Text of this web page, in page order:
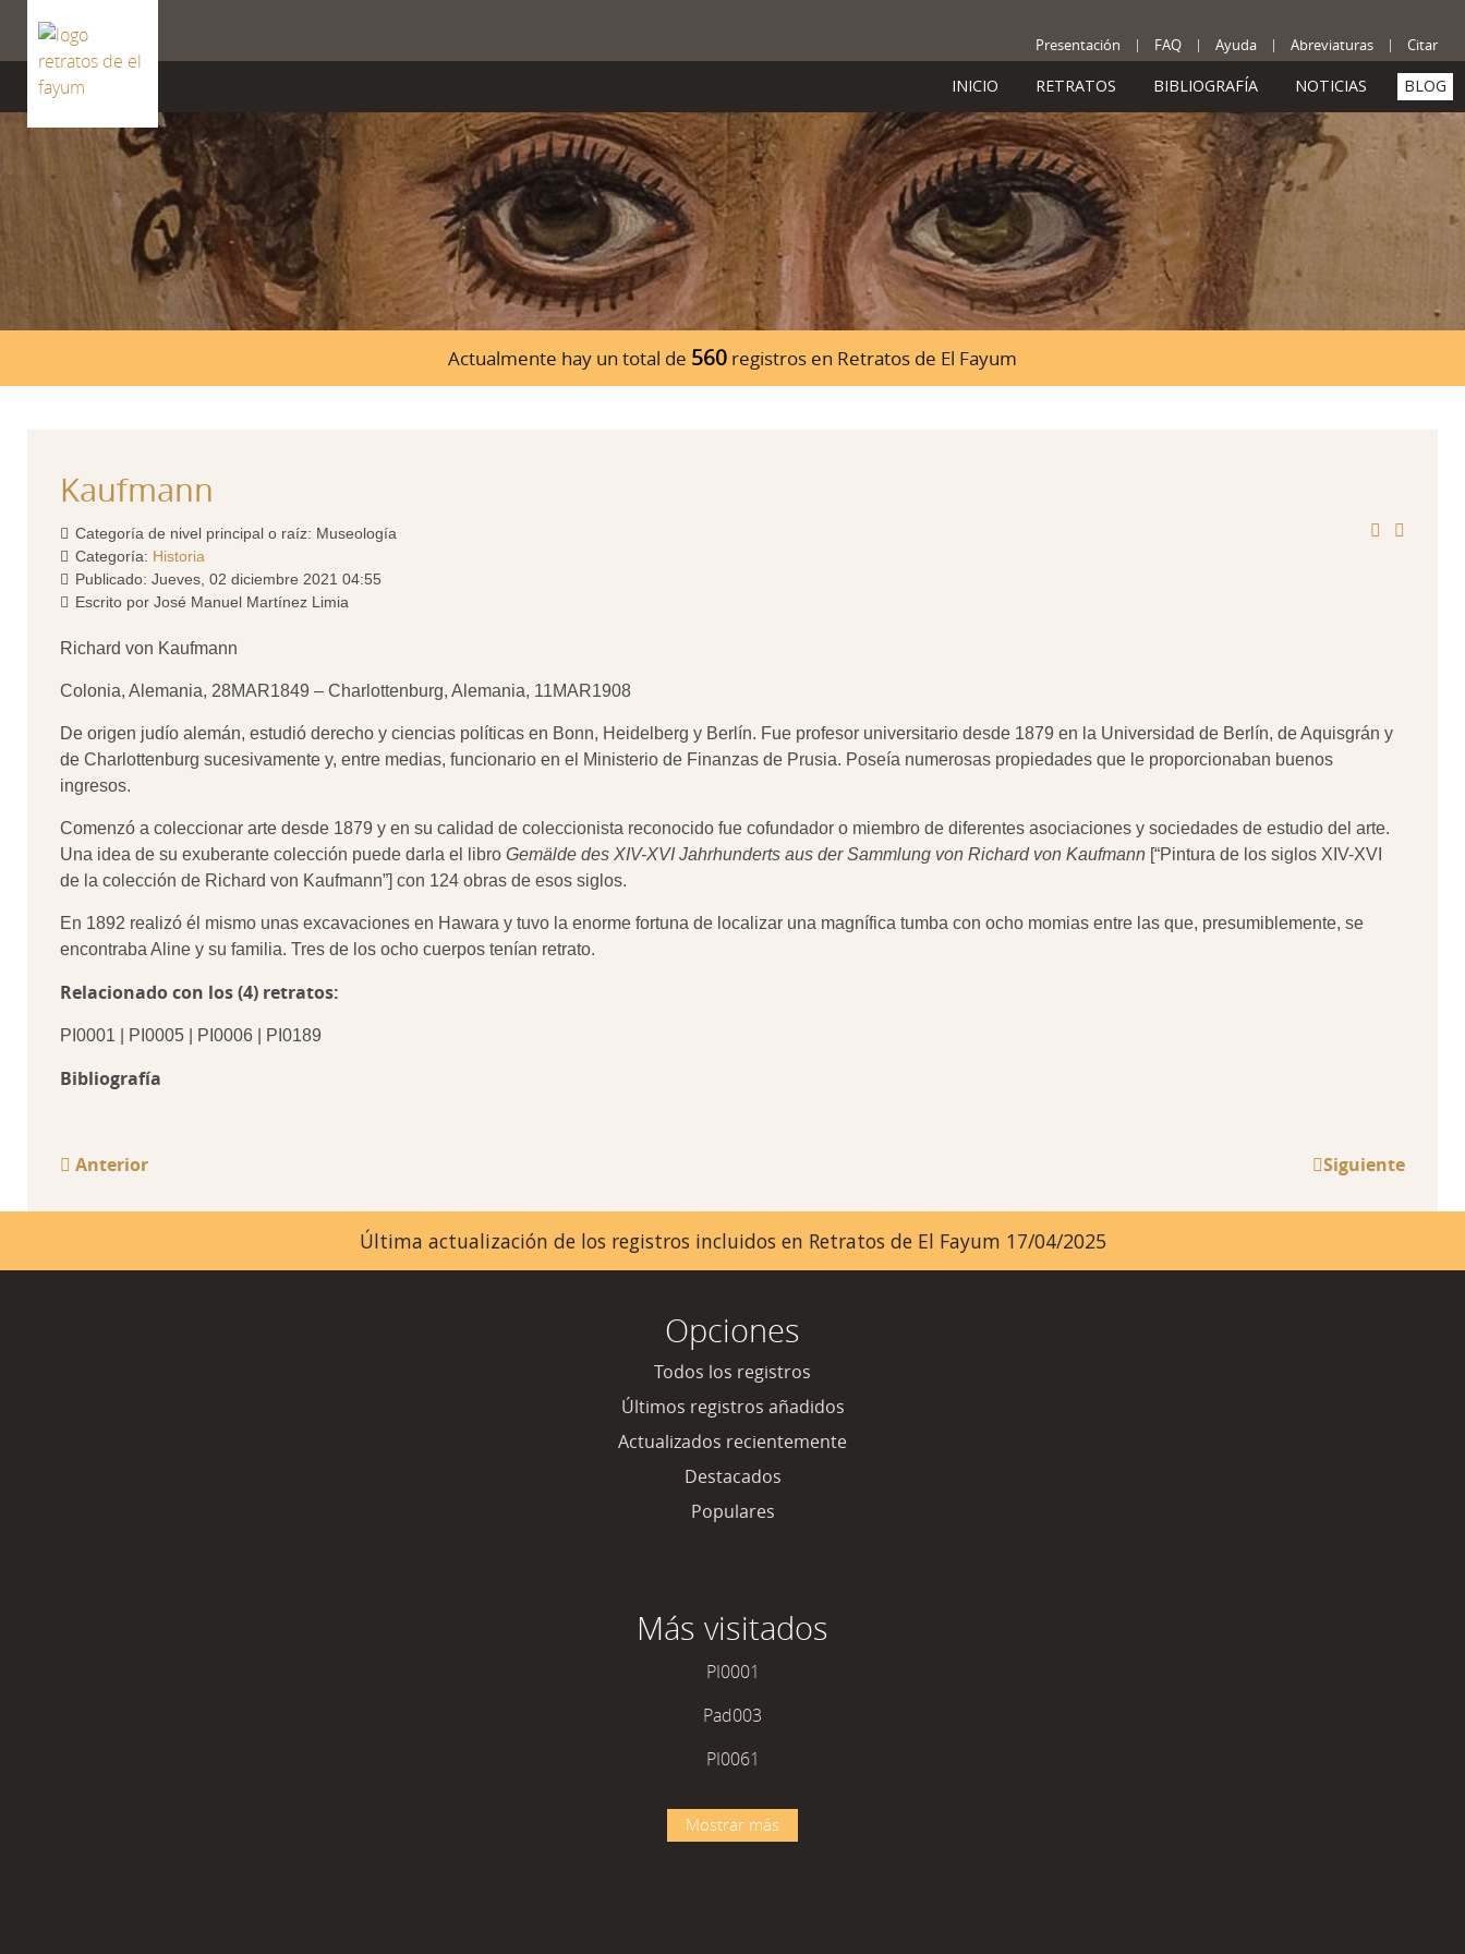
Presentación FAQ Ayuda Abreviaturas Citar
INICIO RETRATOS BIBLIOGRAFÍA NOTICIAS BLOG
Actualmente hay un total de 560 registros en Retratos de El Fayum
Kaufmann
Categoría de nivel principal o raíz: Museología
Categoría: Historia
Publicado: Jueves, 02 diciembre 2021 04:55
Escrito por José Manuel Martínez Limia
Richard von Kaufmann
Colonia, Alemania, 28MAR1849 – Charlottenburg, Alemania, 11MAR1908
De origen judío alemán, estudió derecho y ciencias políticas en Bonn, Heidelberg y Berlín. Fue profesor universitario desde 1879 en la Universidad de Berlín, de Aquisgrán y
de Charlottenburg sucesivamente y, entre medias, funcionario en el Ministerio de Finanzas de Prusia. Poseía numerosas propiedades que le proporcionaban buenos
ingresos.
Comenzó a coleccionar arte desde 1879 y en su calidad de coleccionista reconocido fue cofundador o miembro de diferentes asociaciones y sociedades de estudio del arte.
Una idea de su exuberante colección puede darla el libro Gemälde des XIV-XVI Jahrhunderts aus der Sammlung von Richard von Kaufmann [“Pintura de los siglos XIV-XVI
de la colección de Richard von Kaufmann”] con 124 obras de esos siglos.
En 1892 realizó él mismo unas excavaciones en Hawara y tuvo la enorme fortuna de localizar una magnífica tumba con ocho momias entre las que, presumiblemente, se
encontraba Aline y su familia. Tres de los ocho cuerpos tenían retrato.
Relacionado con los (4) retratos:
PI0001 | PI0005 | PI0006 | PI0189
Bibliografía
Anterior Siguiente
Última actualización de los registros incluidos en Retratos de El Fayum 17/04/2025
Opciones
Todos los registros
Últimos registros añadidos
Actualizados recientemente
Destacados
Populares
Más visitados
PI0001
Pad003
PI0061
Mostrar más